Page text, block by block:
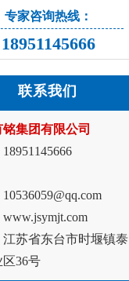
专家咨询热线：
18951145666
联系我们
集团有限公司
江苏省东台市时堰镇泰
区36号